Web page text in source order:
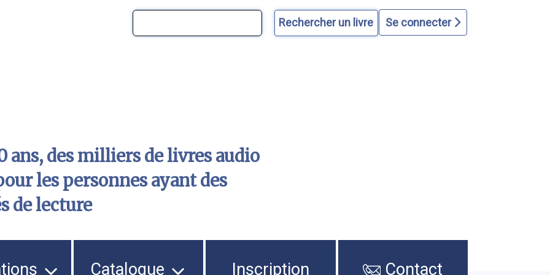
Se connecter
ans, des milliers de livres audio
les personnes ayant des
de lecture
Catalogue Inscription Contact